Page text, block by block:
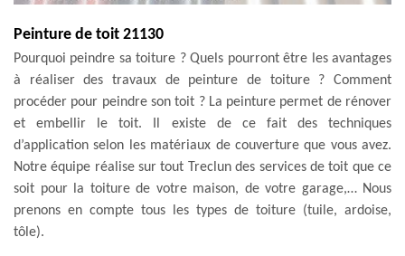
Peinture de toit 21130
Pourquoi peindre sa toiture ? Quels pourront être les avantages
à réaliser des travaux de peinture de toiture ? Comment
procéder pour peindre son toit ? La peinture permet de rénover
et embellir le toit. Il existe de ce fait des techniques
d’application selon les matériaux de couverture que vous avez.
Notre équipe réalise sur tout Treclun des services de toit que ce
soit pour la toiture de votre maison, de votre garage,… Nous
prenons en compte tous les types de toiture (tuile, ardoise,
tôle).